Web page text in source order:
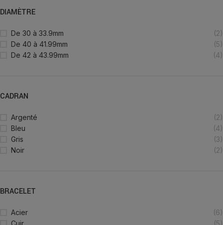
DIAMÈTRE
De 30 à 33.9mm
(2)
De 40 à 41.99mm
(5)
De 42 à 43.99mm
(4)
CADRAN
Argenté
(2)
Bleu
(4)
Gris
(3)
Noir
(2)
BRACELET
Acier
(6)
Cuir
(5)